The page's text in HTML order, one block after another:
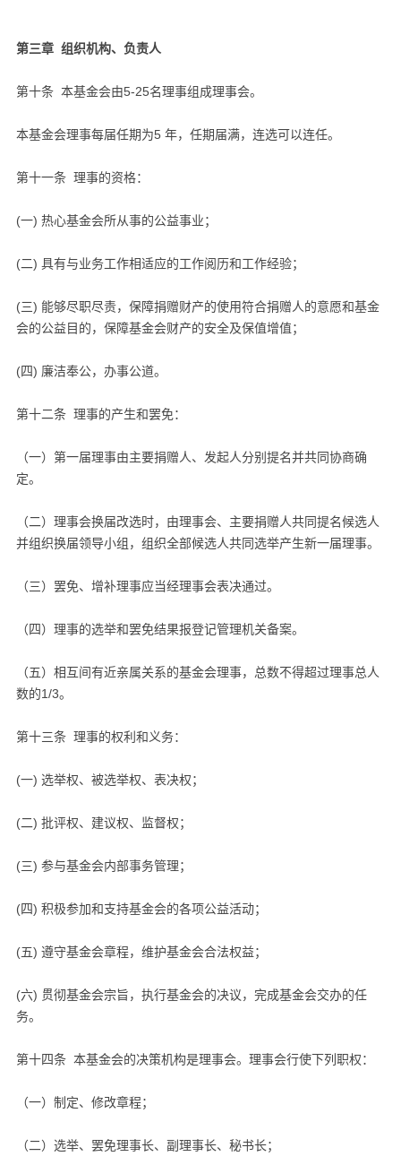
第三章 组织机构、负责人
第十条 本基金会由5-25名理事组成理事会。
本基金会理事每届任期为5 年，任期届满，连选可以连任。
第十一条 理事的资格：
(一) 热心基金会所从事的公益事业；
(二) 具有与业务工作相适应的工作阅历和工作经验；
(三) 能够尽职尽责，保障捐赠财产的使用符合捐赠人的意愿和基金
会的公益目的，保障基金会财产的安全及保值增值；
(四) 廉洁奉公，办事公道。
第十二条 理事的产生和罢免：
（一）第一届理事由主要捐赠人、发起人分别提名并共同协商确
定。
（二）理事会换届改选时，由理事会、主要捐赠人共同提名候选人
并组织换届领导小组，组织全部候选人共同选举产生新一届理事。
（三）罢免、增补理事应当经理事会表决通过。
（四）理事的选举和罢免结果报登记管理机关备案。
（五）相互间有近亲属关系的基金会理事，总数不得超过理事总人
数的1/3。
第十三条 理事的权利和义务：
(一) 选举权、被选举权、表决权；
(二) 批评权、建议权、监督权；
(三) 参与基金会内部事务管理；
(四) 积极参加和支持基金会的各项公益活动；
(五) 遵守基金会章程，维护基金会合法权益；
(六) 贯彻基金会宗旨，执行基金会的决议，完成基金会交办的任
务。
第十四条 本基金会的决策机构是理事会。理事会行使下列职权：
（一）制定、修改章程；
（二）选举、罢免理事长、副理事长、秘书长；